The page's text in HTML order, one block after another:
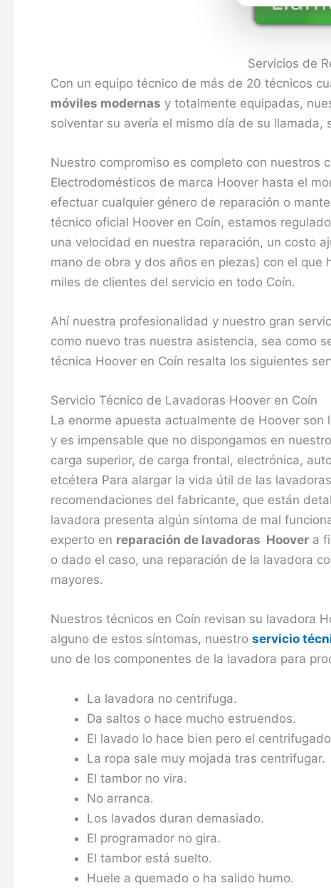
Servicios de
Con un equipo técnico de más de 20 técnicos
móviles modernas y totalmente equipadas,
solventar su avería el mismo día de su llamada,
Nuestro compromiso es completo con nuestros
Electrodomésticos de marca Hoover hasta el
efectuar cualquier género de reparación o
técnico oficial Hoover en Coín, estamos
una velocidad en nuestra reparación, un costo
mano de obra y dos años en piezas) con el
miles de clientes del servicio en todo Coín.
Ahí nuestra profesionalidad y nuestro gran
como nuevo tras nuestra asistencia, sea como
técnica Hoover en Coín resalta los siguientes
Servicio Técnico de Lavadoras Hoover en Coín
La enorme apuesta actualmente de Hoover son
y es impensable que no dispongamos en
carga superior, de carga frontal, electrónica,
etcétera Para alargar la vida útil de las
recomendaciones del fabricante, que están
lavadora presenta algún síntoma de mal
experto en reparación de lavadoras Hoover a
o dado el caso, una reparación de la lavadora
mayores.
Nuestros técnicos en Coín revisan su lavadora
alguno de estos síntomas, nuestro servicio
uno de los componentes de la lavadora para
La lavadora no centrifuga.
Da saltos o hace mucho estruendos.
El lavado lo hace bien pero el
La ropa sale muy mojada tras centrifugar.
El tambor no vira.
No arranca.
Los lavados duran demasiado.
El programador no gira.
El tambor está suelto.
Huele a quemado o ha salido humo.